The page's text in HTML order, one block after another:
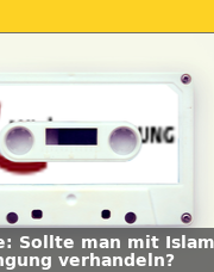
Sollte man mit
verhandeln?